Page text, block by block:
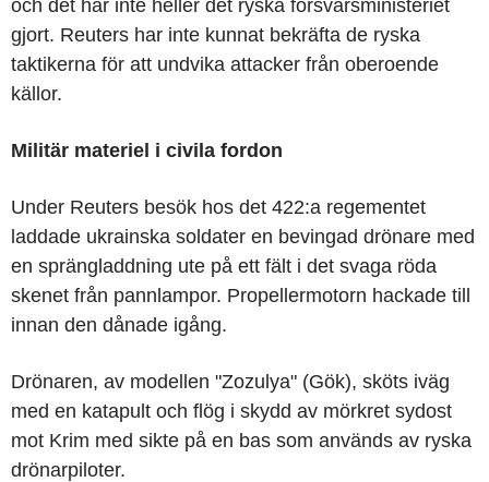
och det har inte heller det ryska försvarsministeriet
gjort. Reuters har inte kunnat bekräfta de ryska
taktikerna för att undvika attacker från oberoende
källor.
Militär materiel i civila fordon
Under Reuters besök hos det 422:a regementet
laddade ukrainska soldater en bevingad drönare med
en sprängladdning ute på ett fält i det svaga röda
skenet från pannlampor. Propellermotorn hackade till
innan den dånade igång.
Drönaren, av modellen "Zozulya" (Gök), sköts iväg
med en katapult och flög i skydd av mörkret sydost
mot Krim med sikte på en bas som används av ryska
drönarpiloter.